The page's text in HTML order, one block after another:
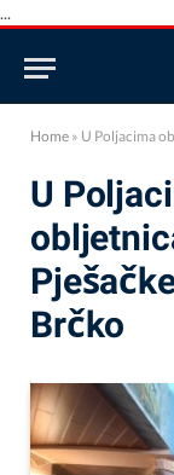
...
Home » U Poljacima
U
Brčko